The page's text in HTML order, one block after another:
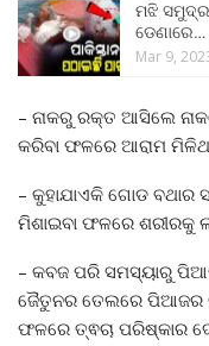
ମଝି
ଡେଣାରେ…
Mar 9,
– ନାକରୁ ରକ୍ତ ଆସିଲେ
କରିବା ଫଳରେ ଆରାମ
– କୁହାଯାଏକି ଗୋଡ
ମିଶାଇବା ଫଳରେ ଶରୀରକୁ
– କବଜ ପରି ସମସ୍ୟାରୁ
ଜୈତୁନର ତେଲରେ ପିଆଜର
ଫଳରେ ତ୍ଵଚା ପରିଷ୍କାର